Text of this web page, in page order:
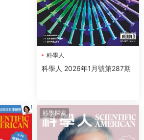
科學人
科學人 2026年1月號第287期
科學探索